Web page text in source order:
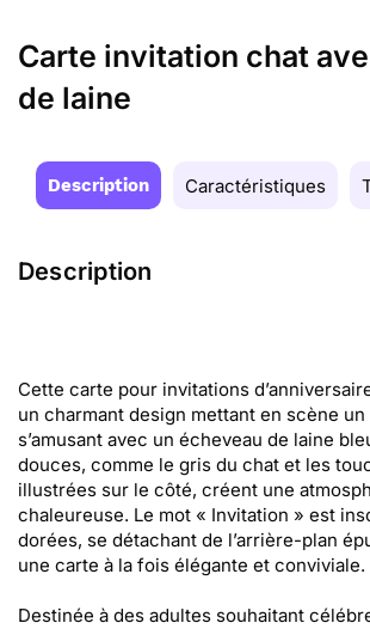
Carte invitation chat
de laine
Description Caractéristiques
Description
Cette carte pour invitations
un charmant design mettant en scène
s’amusant avec un écheveau de laine
douces, comme le gris du chat et les
illustrées sur le côté, créent une
chaleureuse. Le mot « Invitation » est
dorées, se détachant de l’arrière-plan
une carte à la fois élégante et conviviale.
Destinée à des adultes souhaitant